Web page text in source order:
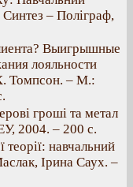
– Поліграф,
Выигрышные
лояльности
Томпсон. – М.:
гроші та метал
2004. – 200 с.
навчальний
Ірина Саух. –